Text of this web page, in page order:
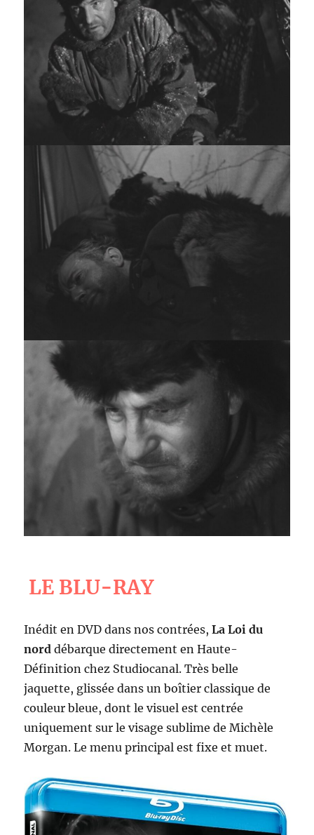
LE BLU-RAY
Inédit en DVD dans nos contrées,La Loi du
norddébarque directement en Haute-
Définition chez Studiocanal. Très belle
jaquette, glissée dans un boîtier classique de
couleur bleue, dont le visuel est centrée
uniquement sur le visage sublime de Michèle
Morgan. Le menu principal est fixe et muet.